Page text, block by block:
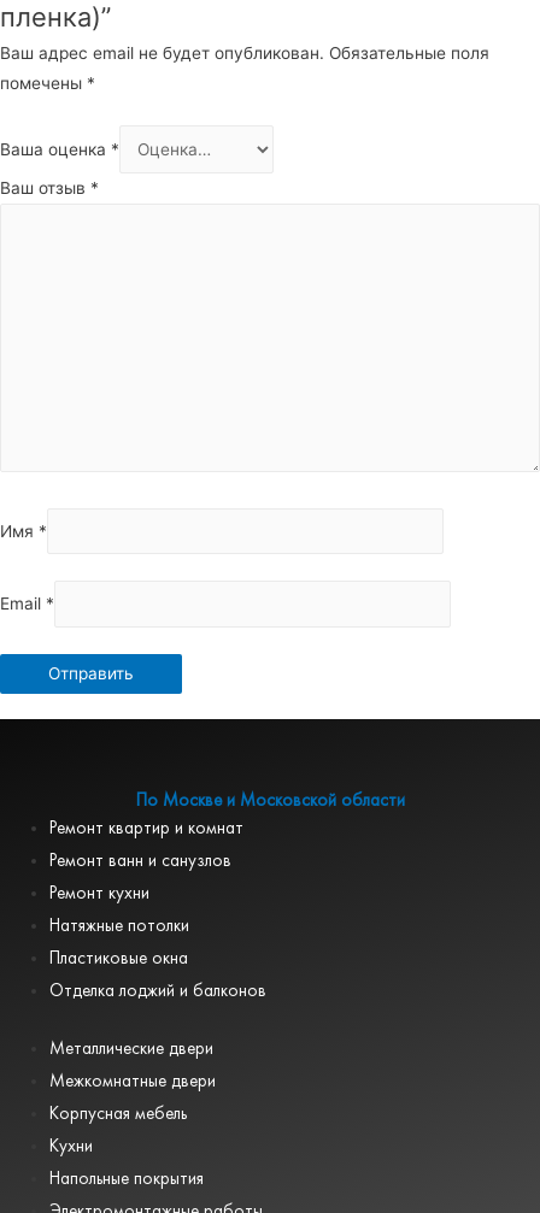
пленка)”
Ваш адрес email не будет опубликован. Обязательные поля
помечены *
Ваша оценка *
Ваш отзыв *
Имя *
Email *
По Москве и Московской области
Ремонт квартир и комнат
Ремонт ванн и санузлов
Ремонт кухни
Натяжные потолки
Пластиковые окна
Отделка лоджий и балконов
Металлические двери
Межкомнатные двери
Корпусная мебель
Кухни
Напольные покрытия